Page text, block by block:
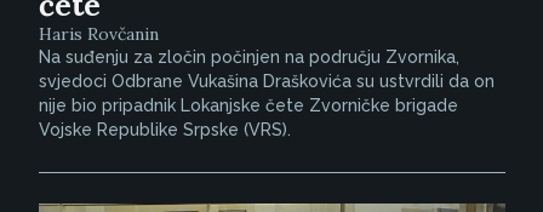
Haris Rovčanin
Na suđenju za zločin počinjen na području Zvornika,
svjedoci Odbrane Vukašina Draškovića su ustvrdili da on
nije bio pripadnik Lokanjske čete Zvorničke brigade
Vojske Republike Srpske (VRS).